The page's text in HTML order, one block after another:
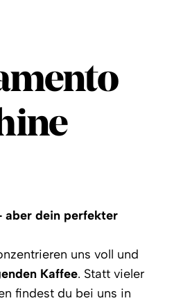
Milano
aber dein perfekter
uns voll und
Kaffee. Statt vieler
findest du bei uns in